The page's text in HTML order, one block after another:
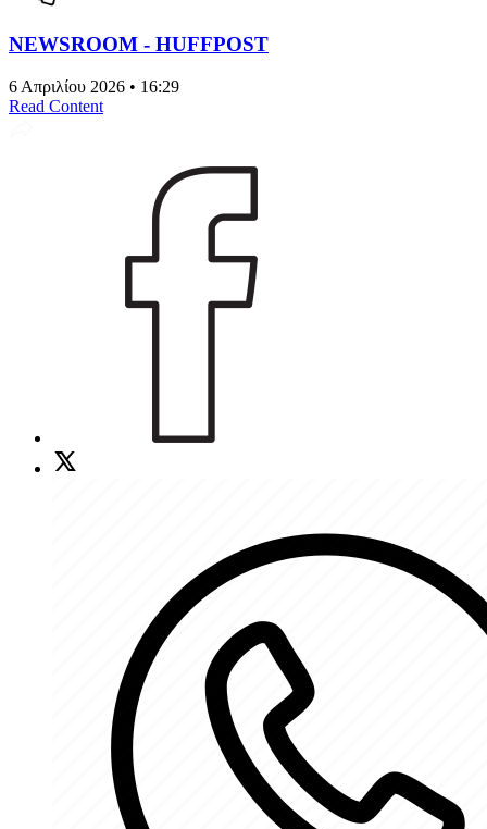
NEWSROOM - HUFFPOST
6 Απριλίου 2026 • 16:29
Read Content